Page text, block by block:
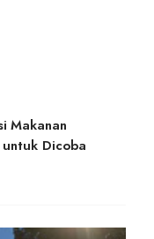
Makanan
Dicoba